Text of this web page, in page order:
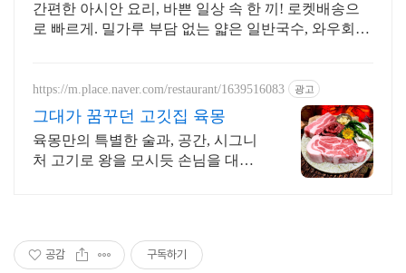
간편한 아시안 요리, 바쁜 일상 속 한 끼! 로켓배송으
로 빠르게. 밀가루 부담 없는 얇은 일반국수, 와우회원
https://m.place.naver.com/restaurant/1639516083 광고
그대가 꿈꾸던 고깃집 육몽
육몽만의 특별한 술과, 공간, 시그니
처 고기로 왕을 모시듯 손님을 대접
공감 구독하기